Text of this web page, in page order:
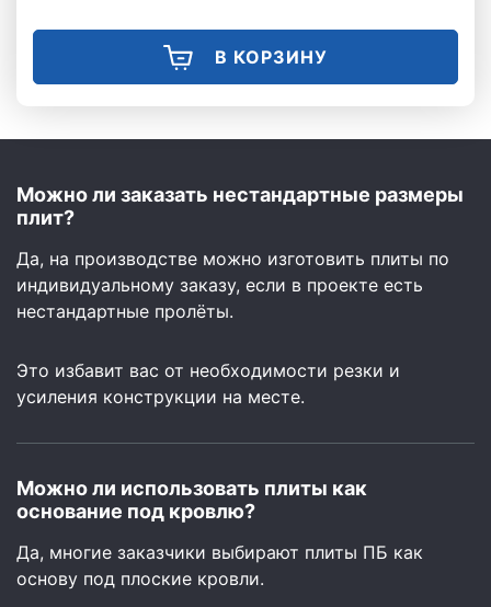
В КОРЗИНУ
Можно ли заказать нестандартные размеры
плит?
Да, на производстве можно изготовить плиты по
индивидуальному заказу, если в проекте есть
нестандартные пролёты.
Это избавит вас от необходимости резки и
усиления конструкции на месте.
Можно ли использовать плиты как
основание под кровлю?
Да, многие заказчики выбирают плиты ПБ как
основу под плоские кровли.